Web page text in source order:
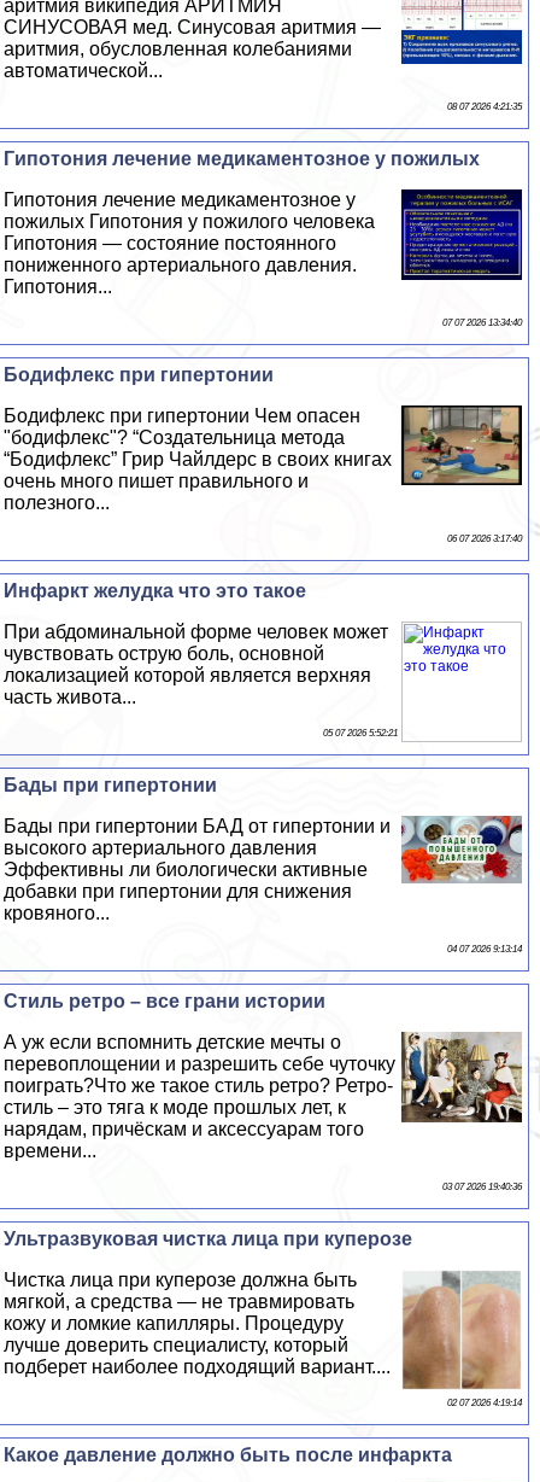
аритмия википедия АРИТМИЯ
СИНУСОВАЯ мед. Синусовая аритмия —
аритмия, обусловленная колебаниями
автоматической...
08 07 2026 4:21:35
Гипотония лечение медикаментозное у пожилых
Гипотония лечение медикаментозное у
пожилых Гипотония у пожилого человека
Гипотония — состояние постоянного
пониженного артериального давления.
Гипотония...
07 07 2026 13:34:40
Бодифлекс при гипертонии
Бодифлекс при гипертонии Чем опасен
"бодифлекс"? “Создательница метода
“Бодифлекс” Грир Чайлдерс в своих книгах
очень много пишет правильного и
полезного...
06 07 2026 3:17:40
Инфаркт желудка что это такое
При абдоминальной форме человек может
чувствовать острую боль, основной
локализацией которой является верхняя
часть живота...
05 07 2026 5:52:21
Бады при гипертонии
Бады при гипертонии БАД от гипертонии и
высокого артериального давления
Эффективны ли биологически активные
добавки при гипертонии для снижения
кровяного...
04 07 2026 9:13:14
Стиль ретро – все грани истории
А уж если вспомнить детские мечты о
перевоплощении и разрешить себе чуточку
поиграть?Что же такое стиль ретро? Ретро-
стиль – это тяга к моде прошлых лет, к
нарядам, причёскам и аксессуарам того
времени...
03 07 2026 19:40:36
Ультразвуковая чистка лица при куперозе
Чистка лица при куперозе должна быть
мягкой, а средства — не травмировать
кожу и ломкие капилляры. Процедуру
лучше доверить специалисту, который
подберет наиболее подходящий вариант....
02 07 2026 4:19:14
Какое давление должно быть после инфаркта